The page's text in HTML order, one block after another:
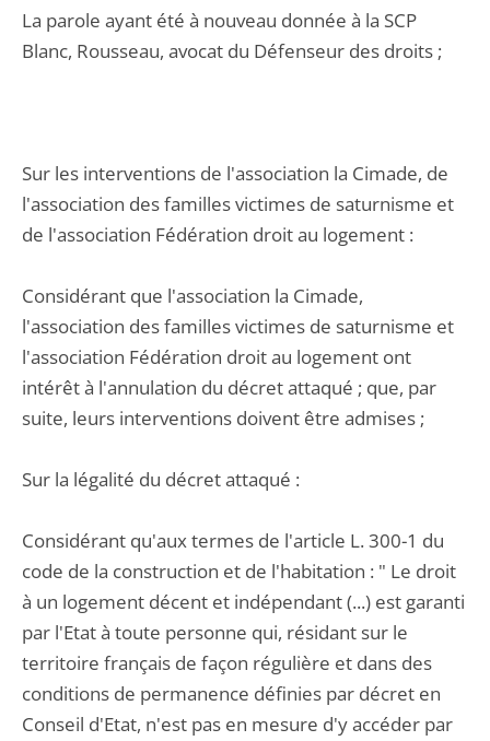
La parole ayant été à nouveau donnée à la SCP
Blanc, Rousseau, avocat du Défenseur des droits ;
Sur les interventions de l'association la Cimade, de
l'association des familles victimes de saturnisme et
de l'association Fédération droit au logement :
Considérant que l'association la Cimade,
l'association des familles victimes de saturnisme et
l'association Fédération droit au logement ont
intérêt à l'annulation du décret attaqué ; que, par
suite, leurs interventions doivent être admises ;
Sur la légalité du décret attaqué :
Considérant qu'aux termes de l'article L. 300-1 du
code de la construction et de l'habitation : " Le droit
à un logement décent et indépendant (...) est garanti
par l'Etat à toute personne qui, résidant sur le
territoire français de façon régulière et dans des
conditions de permanence définies par décret en
Conseil d'Etat, n'est pas en mesure d'y accéder par